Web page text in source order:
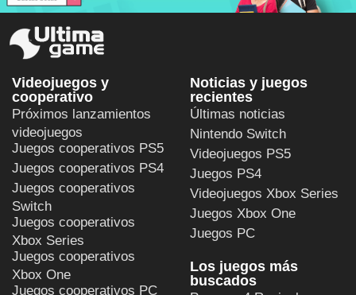
Videojuegos y
cooperativo
Próximos lanzamientos
videojuegos
Juegos cooperativos PS5
Juegos cooperativos PS4
Juegos cooperativos
Switch
Juegos cooperativos
Xbox Series
Juegos cooperativos
Xbox One
Juegos cooperativos PC
Noticias y juegos
recientes
Últimas noticias
Nintendo Switch
Videojuegos PS5
Juegos PS4
Videojuegos Xbox Series
Juegos Xbox One
Juegos PC
Los juegos más
buscados